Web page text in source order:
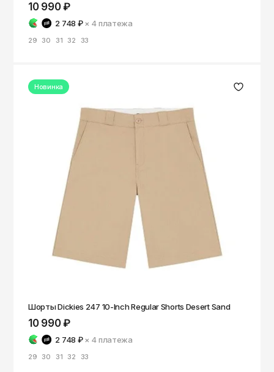
10 990 ₽
2 748 ₽ × 4платежа
29 30 31 32 33
Новинка
Шорты Dickies 247 10-Inch Regular Shorts Desert Sand
10 990 ₽
2 748 ₽ × 4платежа
29 30 31 32 33